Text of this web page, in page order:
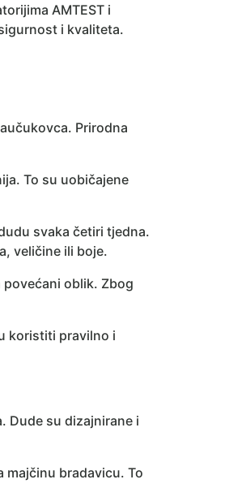
AMTEST i
i kvaliteta.
Prirodna
To su uobičajene
svaka četiri tjedna.
veličine ili boje.
oblik. Zbog
koristiti pravilno i
Dude su dizajnirane i
majčinu bradavicu. To